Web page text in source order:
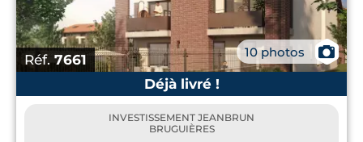
Réf.7661 10 photos
📷
Déjà livré !
INVESTISSEMENT JEANBRUN
BRUGUIÈRES